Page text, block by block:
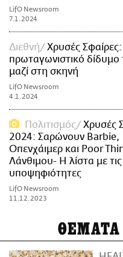
LifO Newsroom
7.1.2024
Διεθνή
Χρυσές
πρωταγωνιστικό δίδυμο
μαζί στη σκηνή
LifO Newsroom
4.1.2024
Πολιτισμός
Χρυσές
2024: Σαρώνουν Barbie,
Οπενχάιμερ και Poor
Λάνθιμου- Η λίστα με τις
υποψηφιότητες
LifO Newsroom
11.12.2023
ΘΕΜΑΤΑ